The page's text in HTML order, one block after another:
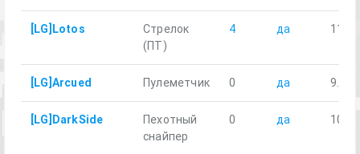
[LG]Lotos
Стрелок
(ПТ)
4 да 11.40
[LG]Arcued Пулеметчик 0 да 9.60
[LG]DarkSide
Пехотный
снайпер
0 да 10.01